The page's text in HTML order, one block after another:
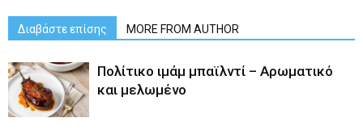
Διαβάστε επίσης MORE FROM AUTHOR
Πολίτικο ιμάμ μπαϊλντί – Αρωματικό
και μελωμένο